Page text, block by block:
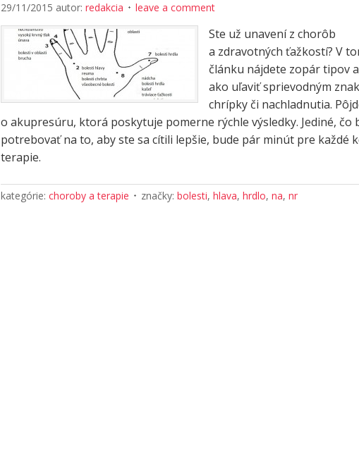
29/11/2015 autor: redakcia leave a comment
Ste už unavení z chorôb
a zdravotných ťažkostí? V
článku nájdete zopár tipov
ako uľaviť sprievodným
chrípky či nachladnutia.
o akupresúru, ktorá poskytuje pomerne rýchle výsledky. Jediné, čo
potrebovať na to, aby ste sa cítili lepšie, bude pár minút pre každé
terapie.
kategórie: choroby a terapie značky: bolesti, hlava, hrdlo, na, nr